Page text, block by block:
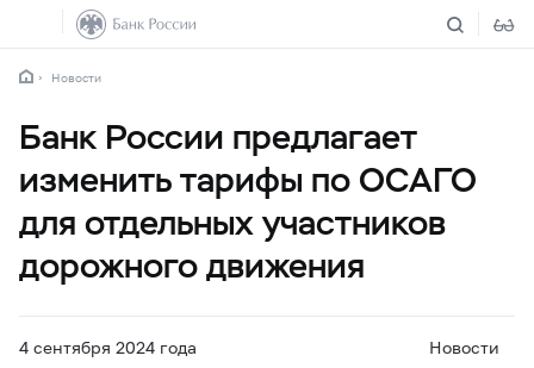
Новости
Банк России предлагает
изменить тарифы по ОСАГО
для отдельных участников
дорожного движения
4 сентября 2024 года Новости